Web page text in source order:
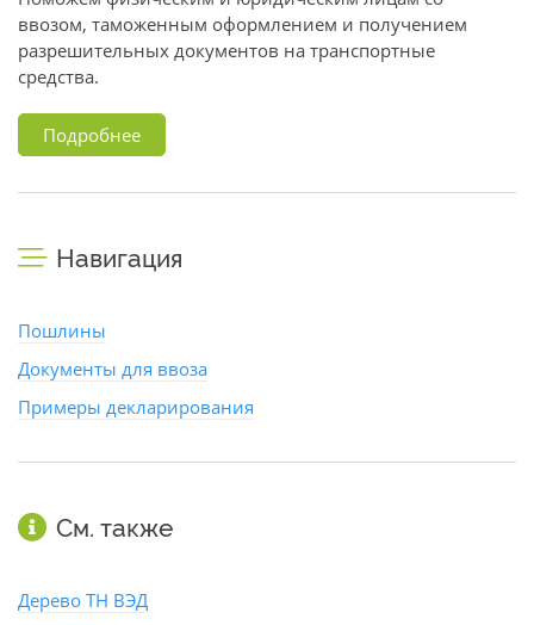
ввозом, таможенным оформлением и получением
разрешительных документов на транспортные
средства.
Подробнее
Навигация
Пошлины
Документы для ввоза
Примеры декларирования
См. также
Дерево ТН ВЭД